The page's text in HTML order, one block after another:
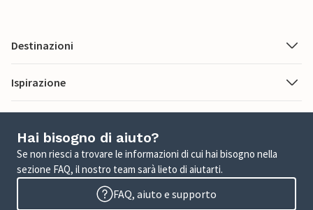
Destinazioni
Ispirazione
Hai bisogno di aiuto?
Se non riesci a trovare le informazioni di cui hai bisogno nella
sezione FAQ, il nostro team sarà lieto di aiutarti.
FAQ, aiuto e supporto